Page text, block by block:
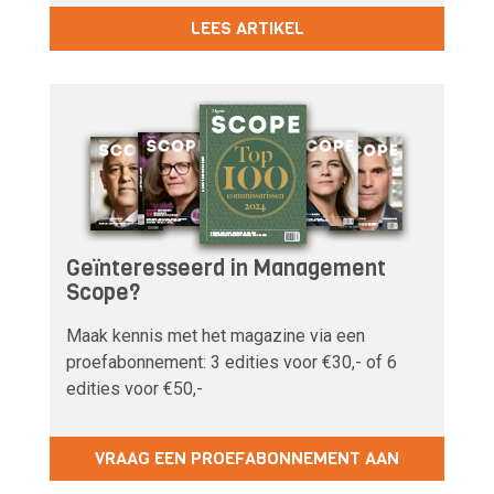
LEES ARTIKEL
Geïnteresseerd in Management
Scope?
Maak kennis met het magazine via een
proefabonnement: 3 edities voor €30,- of 6
edities voor €50,-
VRAAG EEN PROEFABONNEMENT AAN